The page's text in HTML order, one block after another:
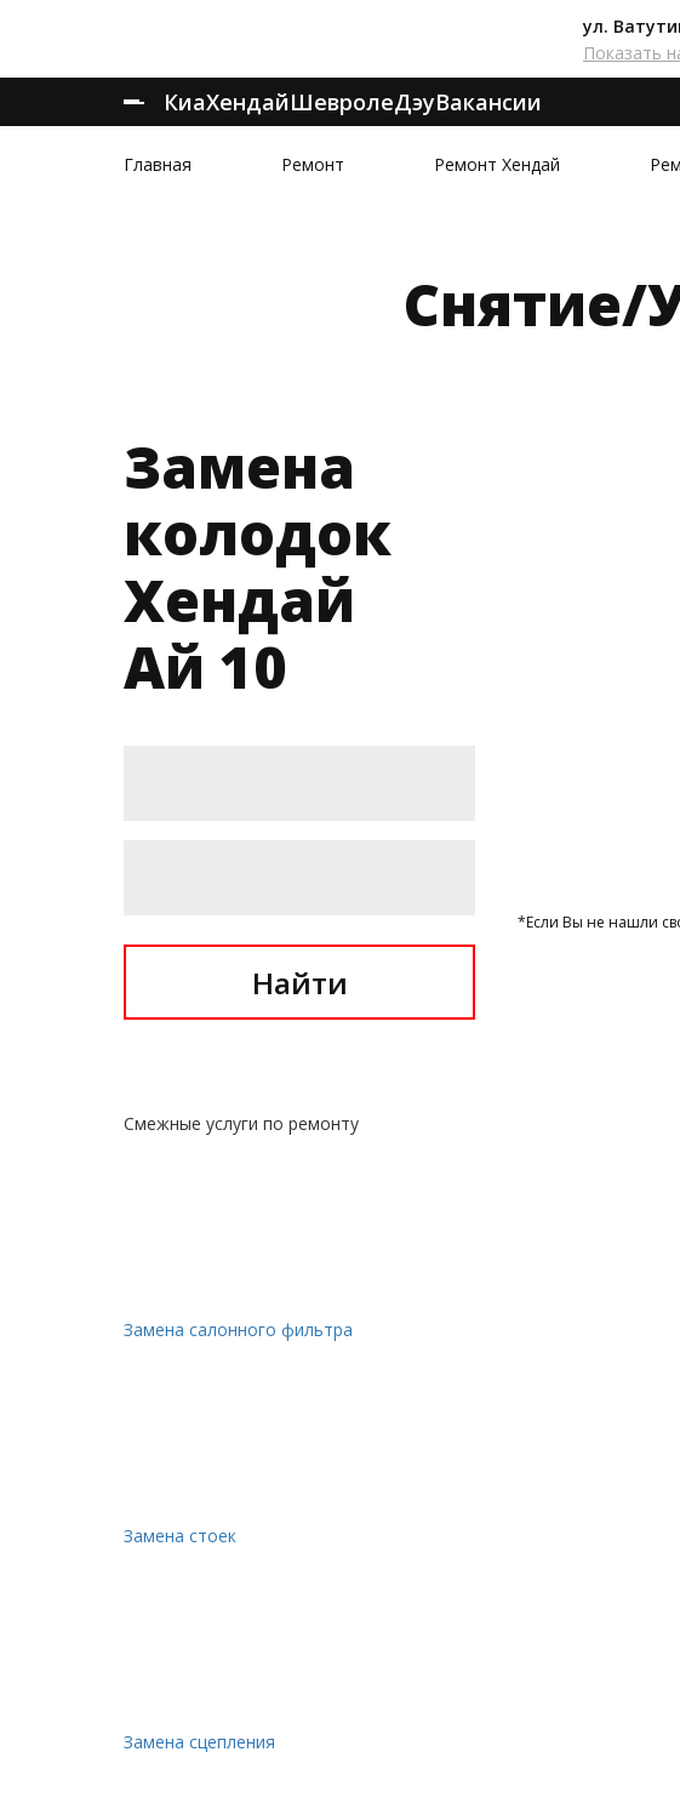
ул.
Показать
КиаХендайШевролеДэуВакансии
Главная Ремонт Ремонт Хендай
Снятие/
Замена
колодок
Хендай
Ай 10
Найти
*Если Вы не нашли
Смежные услуги по ремонту
Замена салонного фильтра
Замена стоек
Замена сцепления